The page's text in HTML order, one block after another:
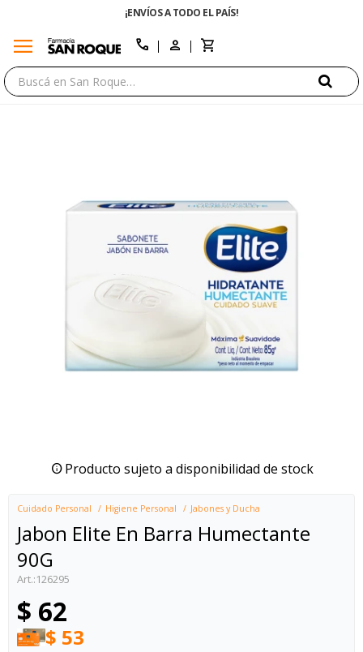
¡ENVÍOS A TODO EL PAÍS!
menu call
Producto sujeto a disponibilidad de stock
Cuidado Personal Higiene Personal Jabones y Ducha
Jabon Elite En Barra Humectante
90G
126295
$ 62
$ 53
close